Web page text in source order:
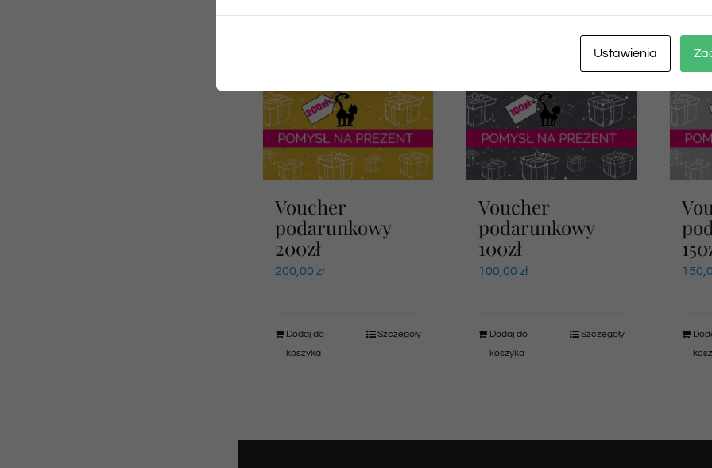
Voucher
podarunkowy –
200zł
200,00 zł
Dodaj do
koszyka
Szczegóły
Voucher
podarunkowy –
100zł
100,00 zł
Dodaj do
koszyka
Szczegóły
Ustawienia